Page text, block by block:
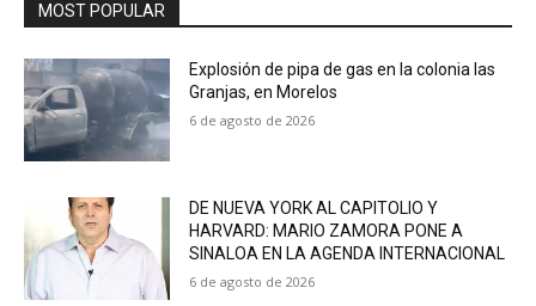
MOST POPULAR
Explosión de pipa de gas en la colonia las
Granjas, en Morelos
6 de agosto de 2026
DE NUEVA YORK AL CAPITOLIO Y
HARVARD: MARIO ZAMORA PONE A
SINALOA EN LA AGENDA INTERNACIONAL
6 de agosto de 2026